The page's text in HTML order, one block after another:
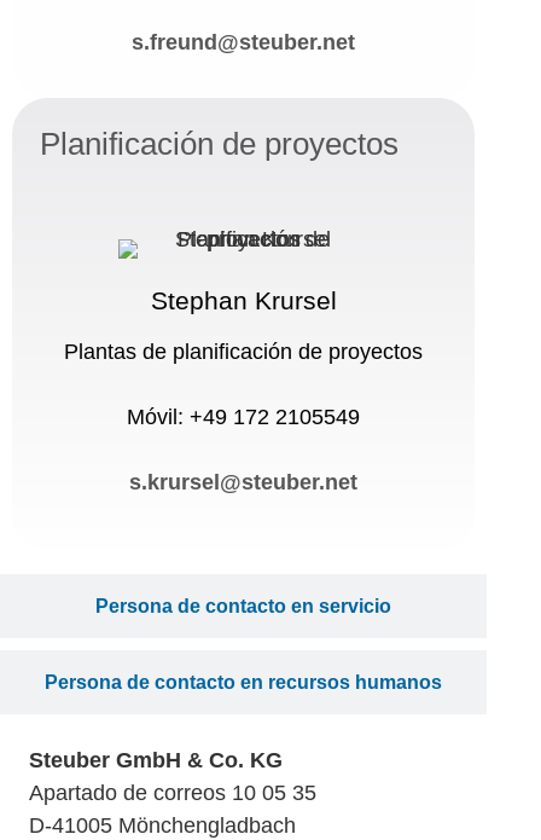
Persona de contacto en servicio
Persona de contacto en recursos humanos
s.freund@steuber.net
Planificación de proyectos
Stephan Krursel
Plantas de planificación de proyectos
Móvil: +49 172 2105549
s.krursel@steuber.net
Steuber GmbH & Co. KG
Apartado de correos 10 05 35
D-41005 Mönchengladbach